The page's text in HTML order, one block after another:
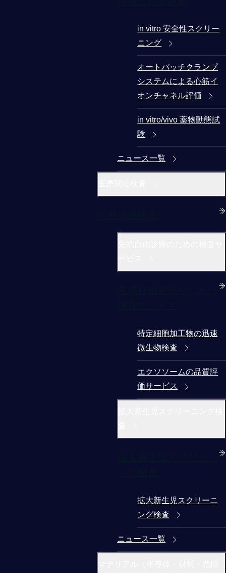
in vitro 安全性スクリー
ニング
オートパッチクランプ
システムによる心筋イ
オンチャネル評価
in vitro/vivo 薬物動態試
験
ニュース一覧
特定細胞加工物の迅速
微生物検査
エクソソームの品質評
価サービス
拡大新生児スクリーニ
ング検査
ニュース一覧